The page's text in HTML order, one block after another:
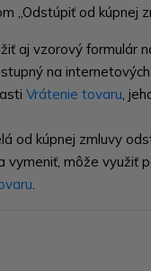
„Odstúpiť od kúpnej
aj vzorový formulár
na
Vrátenie tovaru,
od kúpnej zmluvy
vymeniť, môže využiť
.